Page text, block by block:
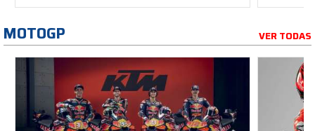
MOTOGP VER TODAS